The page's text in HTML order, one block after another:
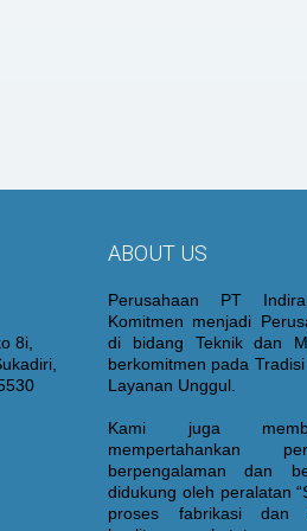
8i,
ABOUT US
Perusahaan PT
Komitmen menjadi
di bidang Teknik dan
berkomitmen pada
Layanan Unggul.
Kami juga
mempertahankan
berpengalaman dan
didukung oleh peralatan
proses fabrikasi dan